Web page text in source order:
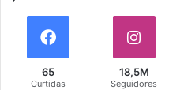
65
Curtidas
18,5M
Seguidores